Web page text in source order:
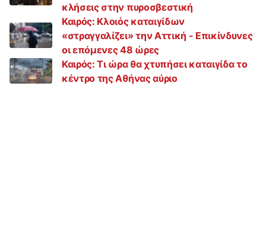
κλήσεις στην πυροσβεστική
Καιρός: Κλοιός καταιγίδων
«στραγγαλίζει» την Αττική - Επικίνδυνες
οι επόμενες 48 ώρες
Καιρός: Τι ώρα θα χτυπήσει καταιγίδα το
κέντρο της Αθήνας αύριο